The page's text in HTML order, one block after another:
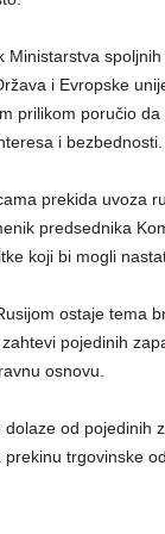
Ministarstva
i Evropske
prilikom poručio
i bezbednosti.
prekida uvoza
predsednika
koji bi mogli
ostaje tema
pojedinih
osnovu.
dolaze od
trgovinske